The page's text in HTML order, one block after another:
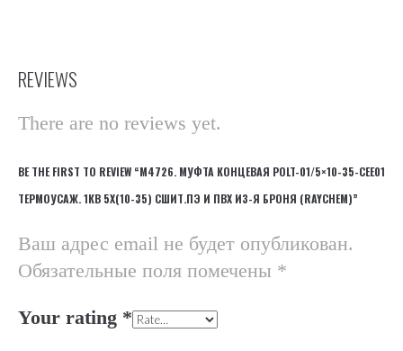
REVIEWS
There are no reviews yet.
BE THE FIRST TO REVIEW “М4726. МУФТА КОНЦЕВАЯ POLT-01/5×10-35-CEE01
ТЕРМОУСАЖ. 1КВ 5Х(10-35) СШИТ.ПЭ И ПВХ ИЗ-Я БРОНЯ (RAYCHEM)”
Ваш адрес email не будет опубликован.
Обязательные поля помечены *
Your rating *